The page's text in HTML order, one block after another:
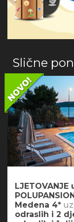
Slične
Medena 4*
odraslih i 2